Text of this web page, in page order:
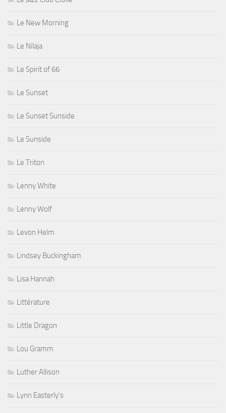
Le New Morning
Le Nilaja
Le Spirit of 66
Le Sunset
Le Sunset Sunside
Le Sunside
Le Triton
Lenny White
Lenny Wolf
Levon Helm
Lindsey Buckingham
Lisa Hannah
Littérature
Little Dragon
Lou Gramm
Luther Allison
Lynn Easterly's